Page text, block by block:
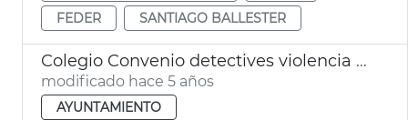
FEDER
SANTIAGO BALLESTER
Colegio Convenio detectives violencia machista
modificado hace 5 años
AYUNTAMIENTO